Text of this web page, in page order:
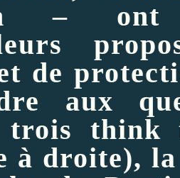
– ont
de
aux
trois think
à droite),